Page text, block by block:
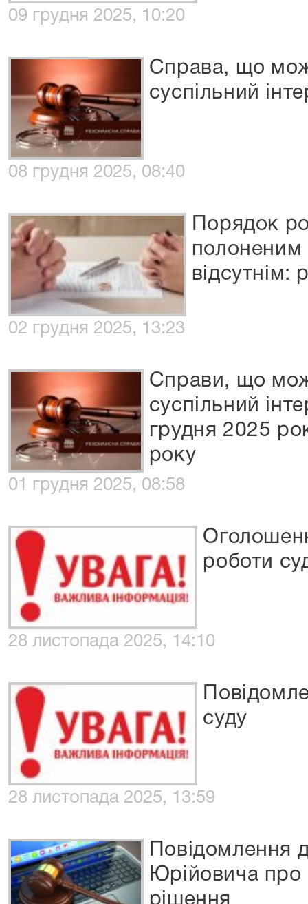
09 грудня 2025, 10:20
Справа, що
суспільний
08 грудня 2025, 08:40
Порядок
полоненим
відсутнім:
02 грудня 2025, 13:23
Справи, що
суспільний
грудня 2025
року
01 грудня 2025, 08:58
роботи
28 листопада 2025, 14:10
суду
28 листопада 2025, 13:59
Юрійовича про
рішення